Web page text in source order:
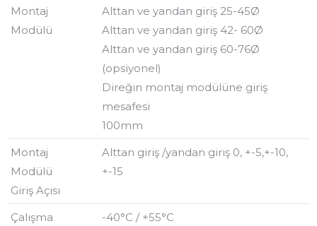
Montaj
Modülü
Alttan ve yandan giriş 25-45Ø
Alttan ve yandan giriş 42- 60Ø
Alttan ve yandan giriş 60-76Ø
(opsiyonel)
Direğin montaj modülüne giriş
mesafesi
100mm
Montaj
Modülü
Giriş Açısı
Alttan giriş /yandan giriş 0, +-5,+-10,
+-15
Çalışma
-40°C / +55°C